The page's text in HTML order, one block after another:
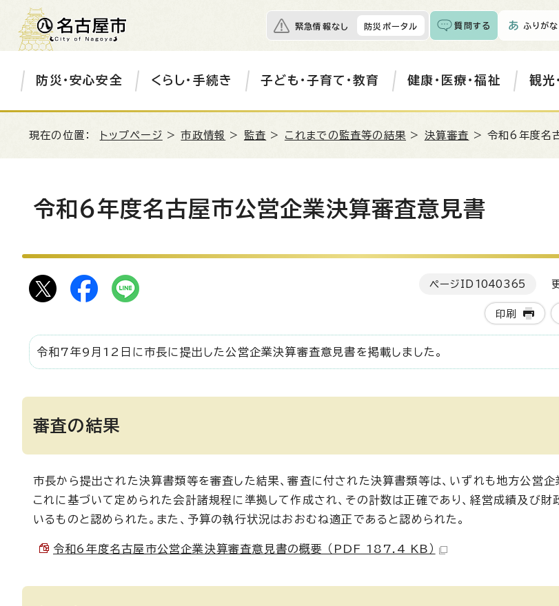
緊急情報なし 防災ポータル 質問する ふりがな
防災・安心安全 くらし・手続き 子ども・子育て・教育 健康・医療・福祉 観光
現在の位置： トップページ >市政情報 > 監査 > これまでの監査等の結果 > 決算審査 > 令和6年度名
令和6年度名古屋市公営企業決算審査意見書
ページID 1040365 更
印刷
令和7年9月12日に市長に提出した公営企業決算審査意見書を掲載しました。
審査の結果
市長から提出された決算書類等を審査した結果、審査に付された決算書類等は、いずれも地方公営
これに基づいて定められた会計諸規程に準拠して作成され、その計数は正確であり、経営成績及び財
いるものと認められた。また、予算の執行状況はおおむね適正であると認められた。
令和6年度名古屋市公営企業決算審査意見書の概要 （PDF 187.4 KB）